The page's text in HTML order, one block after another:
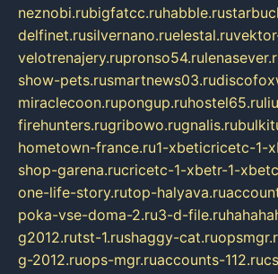
neznobi.rubigfatcc.ruhabble.ru
delfinet.rusilvernano.ruelestal.ru
velotrenajery.rupronso54.ru
show-pets.rusmartnews03.ru
miraclecoon.rupongup.ruhostel65.ru
firehunters.rugribowo.rugnalis.ru
hometown-france.ru1-xbeticricetc-1-
shop-garena.rucricetc-1-xbetr-1-
one-life-story.rutop-halyava.ru
poka-vse-doma-2.ru3-d-file.ru
g2012.rutst-1.rushaggy-cat.ru
g-2012.ruops-mgr.ruaccounts-112.ru